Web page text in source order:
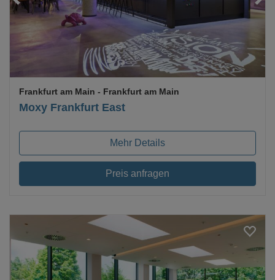
Moxy Frankfurt East
Frankfurt am Main - Frankfurt am Main
Mehr Details
Preis anfragen